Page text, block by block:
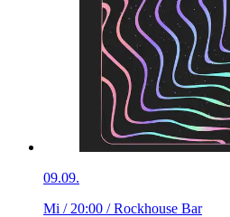
09.09.
Mi / 20:00 / Rockhouse Bar